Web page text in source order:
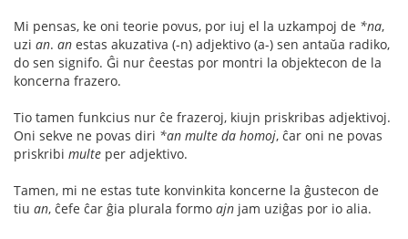
Mi pensas, ke oni teorie povus, por iuj el la uzkampoj de *na,
uzi an. an estas akuzativa (-n) adjektivo (a-) sen antaŭa radiko,
do sen signifo. Ĝi nur ĉeestas por montri la objektecon de la
koncerna frazero.
Tio tamen funkcius nur ĉe frazeroj, kiujn priskribas adjektivoj.
Oni sekve ne povas diri *an multe da homoj, ĉar oni ne povas
priskribi multe per adjektivo.
Tamen, mi ne estas tute konvinkita koncerne la ĝustecon de
tiu an, ĉefe ĉar ĝia plurala formo ajn jam uziĝas por io alia.